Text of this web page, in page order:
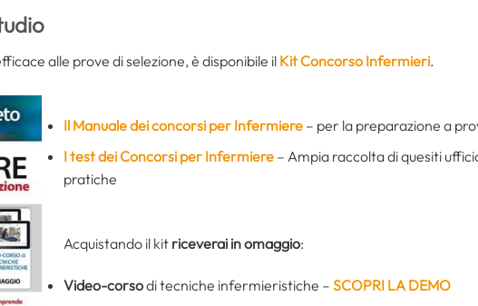
alle prove di selezione, è disponibile il Kit Concorso Infermieri.
Il Manuale dei concorsi per Infermiere – per la preparazione a
I test dei Concorsi per Infermiere – Ampia raccolta di quesiti
pratiche
Acquistando il kit riceverai in omaggio:
Video-corsodi tecniche infermieristiche – SCOPRI LA DEMO